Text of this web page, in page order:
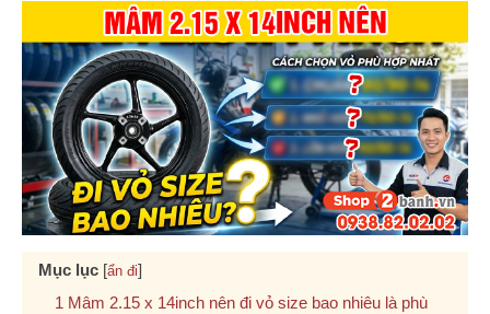
Mục lục [ẩn đi]
Mâm 2.15 x 14inch nên đi vỏ size bao nhiêu là phù